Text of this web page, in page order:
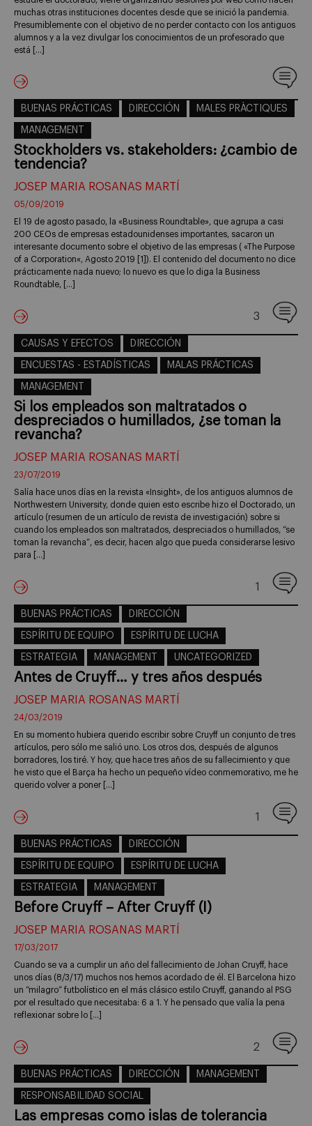
muchas otras instituciones docentes desde que se inició la pandemia.
Presumiblemente con el objetivo de no perder contacto con los antiguos
alumnos y a la vez divulgar los conocimientos de un profesorado que
está […]
BUENAS PRÁCTICAS DIRECCIÓN MALES PRÀCTIQUES
MANAGEMENT
Stockholders vs. stakeholders: ¿cambio de
tendencia?
JOSEP MARIA ROSANAS MARTÍ
05/09/2019
El 19 de agosto pasado, la «Business Roundtable», que agrupa a casi
200 CEOs de empresas estadounidenses importantes, sacaron un
interesante documento sobre el objetivo de las empresas ( «The Purpose
of a Corporation«, Agosto 2019 [1]). El contenido del documento no dice
prácticamente nada nuevo; lo nuevo es que lo diga la Business
Roundtable, […]
3
CAUSAS Y EFECTOS DIRECCIÓN
ENCUESTAS - ESTADÍSTICAS MALAS PRÁCTICAS
MANAGEMENT
Si los empleados son maltratados o
despreciados o humillados, ¿se toman la
revancha?
JOSEP MARIA ROSANAS MARTÍ
23/07/2019
Salía hace unos días en la revista «Insight», de los antiguos alumnos de
Northwestern University, donde quien esto escribe hizo el Doctorado, un
artículo (resumen de un artículo de revista de investigación) sobre si
cuando los empleados son maltratados, despreciados o humillados, “se
toman la revancha”, es decir, hacen algo que pueda considerarse lesivo
para […]
1
BUENAS PRÁCTICAS DIRECCIÓN
ESPÍRITU DE EQUIPO ESPÍRITU DE LUCHA
ESTRATEGIA MANAGEMENT UNCATEGORIZED
Antes de Cruyff… y tres años después
JOSEP MARIA ROSANAS MARTÍ
24/03/2019
En su momento hubiera querido escribir sobre Cruyff un conjunto de tres
artículos, pero sólo me salió uno. Los otros dos, después de algunos
borradores, los tiré. Y hoy, que hace tres años de su fallecimiento y que
he visto que el Barça ha hecho un pequeño vídeo conmemorativo, me he
querido volver a poner […]
1
BUENAS PRÁCTICAS DIRECCIÓN
ESPÍRITU DE EQUIPO ESPÍRITU DE LUCHA
ESTRATEGIA MANAGEMENT
Before Cruyff – After Cruyff (I)
JOSEP MARIA ROSANAS MARTÍ
17/03/2017
Cuando se va a cumplir un año del fallecimiento de Johan Cruyff, hace
unos días (8/3/17) muchos nos hemos acordado de él. El Barcelona hizo
un “milagro” futbolístico en el más clásico estilo Cruyff, ganando al PSG
por el resultado que necesitaba: 6 a 1. Y he pensado que valía la pena
reflexionar sobre lo […]
2
BUENAS PRÁCTICAS DIRECCIÓN MANAGEMENT
RESPONSABILIDAD SOCIAL
Las empresas como islas de tolerancia